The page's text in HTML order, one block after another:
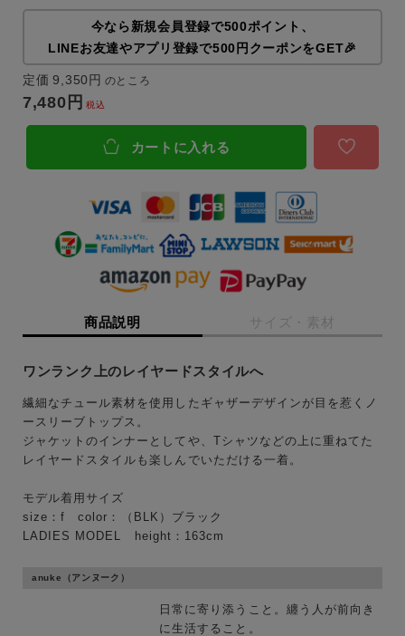
キーワード
今なら新規会員登録で500ポイント、
LINEお友達やアプリ登録で500円クーポンをGET🎉
定価 9,350 のところ
7,480 税込
カートに入れる
商品説明 サイズ・素材
ワンランク上のレイヤードスタイルへ
繊細なチュール素材を使用したギャザーデザインが目を惹くノ
ースリーブトップス。
ジャケットのインナーとしてや、Tシャツなどの上に重ねてた
レイヤードスタイルも楽しんでいただける一着。
モデル着用サイズ
size：f color：（BLK）ブラック
LADIES MODEL height：163cm
anuke（アンヌーク）
日常に寄り添うこと。纏う人が前向き
に生活すること。